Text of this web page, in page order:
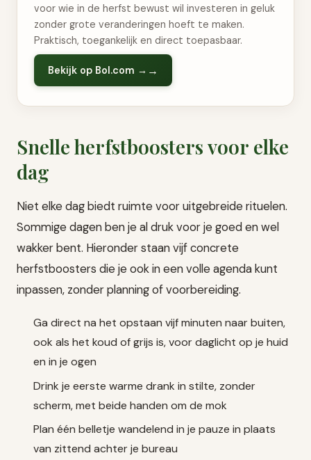
voor wie in de herfst bewust wil investeren in geluk
zonder grote veranderingen hoeft te maken.
Praktisch, toegankelijk en direct toepasbaar.
Bekijk op Bol.com →
Snelle herfstboosters voor elke
dag
Niet elke dag biedt ruimte voor uitgebreide rituelen.
Sommige dagen ben je al druk voor je goed en wel
wakker bent. Hieronder staan vijf concrete
herfstboosters die je ook in een volle agenda kunt
inpassen, zonder planning of voorbereiding.
Ga direct na het opstaan vijf minuten naar buiten,
ook als het koud of grijs is, voor daglicht op je huid
en in je ogen
Drink je eerste warme drank in stilte, zonder
scherm, met beide handen om de mok
Plan één belletje wandelend in je pauze in plaats
van zittend achter je bureau